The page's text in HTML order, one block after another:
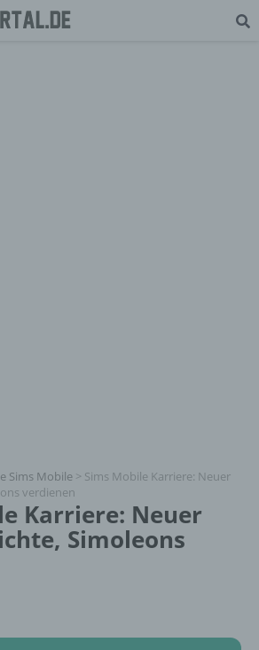
Sims Mobile > Sims Mobile Karriere: Neuer
verdienen
Karriere: Neuer
Simoleons